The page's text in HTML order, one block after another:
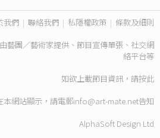
我們 | 聯絡我們 | 私隱權政策 | 條款及細則
藝團／藝術家提供、節目宣傳單張、社交網
絡平台等
如欲上載節目資訊，請按此
本網站顯示，請電郵info@art-mate.net告知
AlphaSoft Design Ltd